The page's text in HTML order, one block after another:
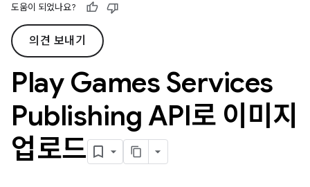
도움이 되었나요?
의견 보내기
Play Games Services
Publishing API로 이미지
업로드